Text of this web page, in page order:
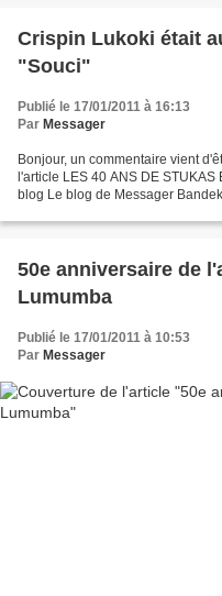
Crispin Lukoki était
"Souci"
Publié le 17/01/2011 à 16:13
Par Messager
Bonjour, un commentaire vient
l'article LES 40 ANS DE STUKAS
blog Le blog de Messager
50e anniversaire de
Lumumba
Publié le 17/01/2011 à 10:53
Par Messager